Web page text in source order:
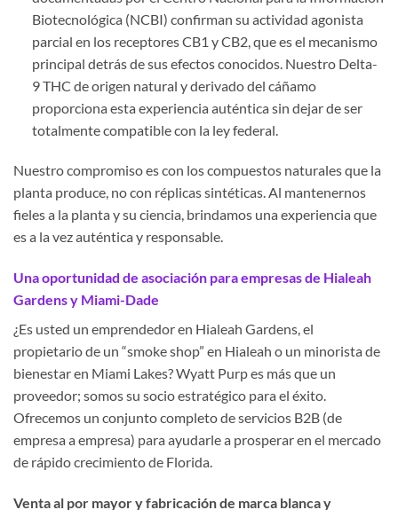
Biotecnológica (NCBI) confirman su actividad agonista
parcial en los receptores CB1 y CB2, que es el mecanismo
principal detrás de sus efectos conocidos. Nuestro Delta-
9 THC de origen natural y derivado del cáñamo
proporciona esta experiencia auténtica sin dejar de ser
totalmente compatible con la ley federal.
Nuestro compromiso es con los compuestos naturales que la
planta produce, no con réplicas sintéticas. Al mantenernos
fieles a la planta y su ciencia, brindamos una experiencia que
es a la vez auténtica y responsable.
Una oportunidad de asociación para empresas de Hialeah
Gardens y Miami-Dade
¿Es usted un emprendedor en Hialeah Gardens, el
propietario de un “smoke shop” en Hialeah o un minorista de
bienestar en Miami Lakes? Wyatt Purp es más que un
proveedor; somos su socio estratégico para el éxito.
Ofrecemos un conjunto completo de servicios B2B (de
empresa a empresa) para ayudarle a prosperar en el mercado
de rápido crecimiento de Florida.
Venta al por mayor y fabricación de marca blanca y